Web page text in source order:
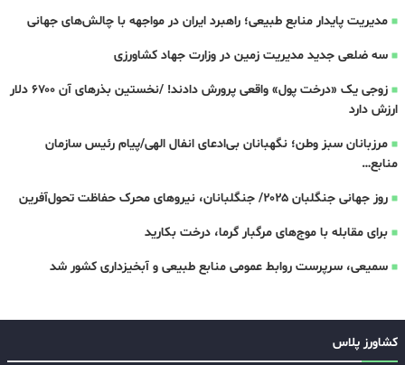
مدیریت پایدار منابع طبیعی؛ راهبرد ایران در مواجهه با چالش‌های جهانی
سه ‌ضلعی جدید مدیریت زمین در وزارت جهاد کشاورزی
زوجی یک «درخت پول» واقعی پرورش دادند! /نخستین بذرهای آن ۶۷۰۰ دلار
ارزش دارد
مرزبانان سبز وطن؛ نگهبانان بی‌ادعای انفال الهی/پیام رئیس سازمان
منابع…
روز جهانی جنگلبان ۲۰۲۵/ جنگلبانان، نیروهای محرک حفاظت تحول‌آفرین
برای مقابله با موج‌های مرگبار گرما، درخت بکارید
سمیعی، سرپرست روابط عمومی منابع طبیعی و آبخیزداری کشور شد
کشاورز پلاس